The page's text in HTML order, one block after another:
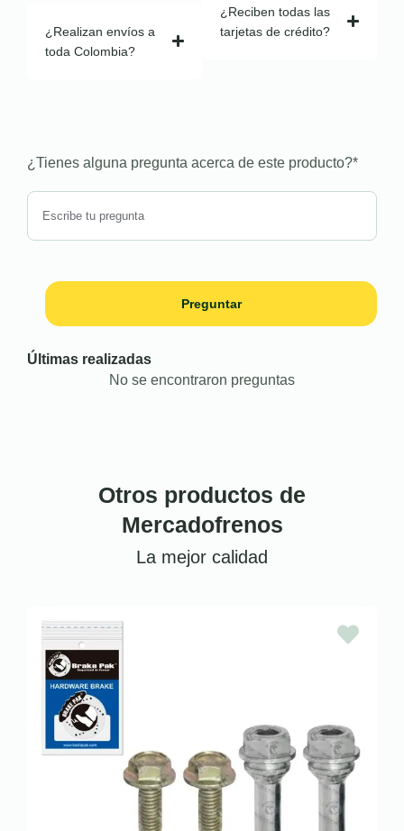
¿Realizan envíos a
toda Colombia?
¿Reciben todas las
tarjetas de crédito?
¿Tienes alguna pregunta acerca de este producto?*
Preguntar
Últimas realizadas
No se encontraron preguntas
Otros productos de
Mercadofrenos
La mejor calidad